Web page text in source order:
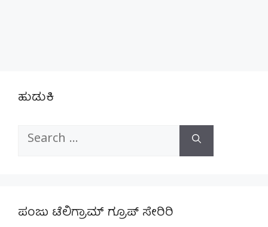
ಹುಡುಕಿ
Search
ಪಂಜು ಟೆಲಿಗ್ರಾಮ್ ಗ್ರೂಪ್ ಸೇರಿರಿ